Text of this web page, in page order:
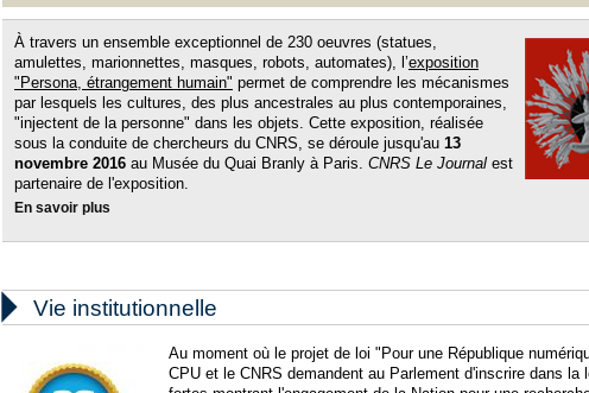
À travers un ensemble exceptionnel de 230 oeuvres (statues,
amulettes, marionnettes, masques, robots, automates), l’exposition
"Persona, étrangement humain" permet de comprendre les mécanismes
par lesquels les cultures, des plus ancestrales au plus contemporaines,
"injectent de la personne" dans les objets. Cette exposition, réalisée
sous la conduite de chercheurs du CNRS, se déroule jusqu'au 13
novembre 2016 au Musée du Quai Branly à Paris. CNRS Le Journal est
partenaire de l'exposition.
En savoir plus
 Vie institutionnelle
Au moment où le projet de loi "Pour une République
CPU et le CNRS demandent au Parlement d'inscrire dans la